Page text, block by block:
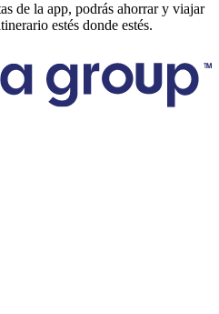
de la app, podrás ahorrar y viajar
estés donde estés.